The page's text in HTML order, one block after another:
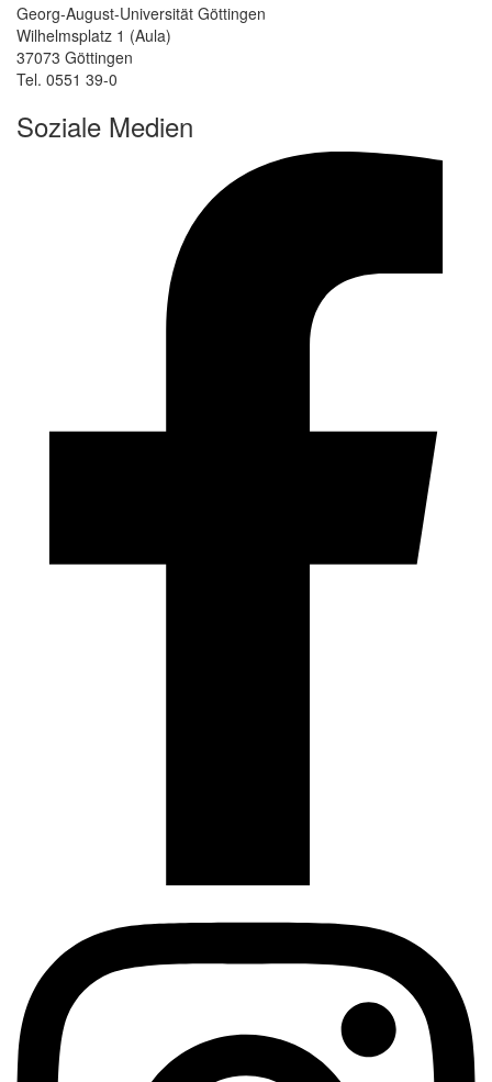
Georg-August-Universität Göttingen
Wilhelmsplatz 1 (Aula)
37073 Göttingen
Tel. 0551 39-0
Soziale Medien